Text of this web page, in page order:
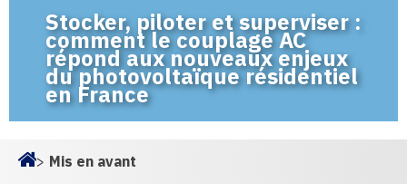
Stocker, piloter et superviser :
comment le couplage AC
répond aux nouveaux enjeux
du photovoltaïque résidentiel
en France
> Mis en avant